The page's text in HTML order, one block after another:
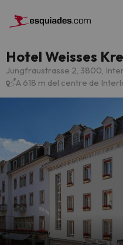
Hotel Weisses
Jungfraustrasse 2, 3800,
A 618 m del centre de